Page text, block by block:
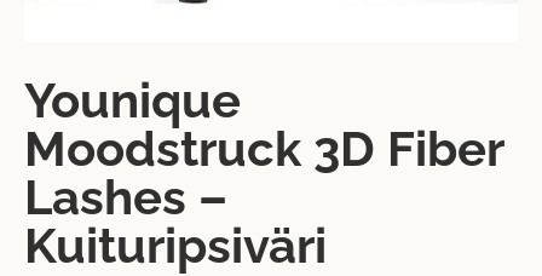
Younique
Moodstruck 3D Fiber
Lashes –
Kuituripsiväri